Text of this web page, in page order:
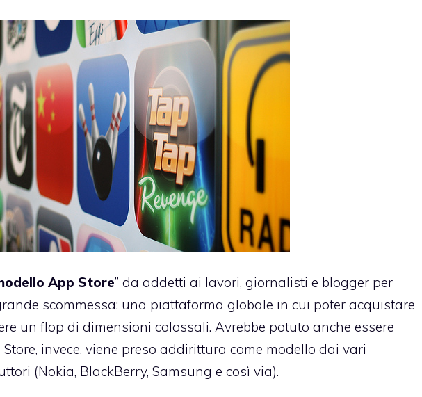
App Store” da addetti ai lavori, giornalisti e blogger per
scommessa: una piattaforma globale in cui poter acquistare
un flop di dimensioni colossali. Avrebbe potuto anche essere
invece, viene preso addirittura come modello dai vari
(Nokia, BlackBerry, Samsung e così via).